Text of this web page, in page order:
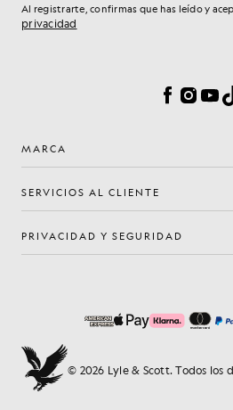
Al registrarte, confirmas que has leído y
privacidad
Facebook
MARCA
SERVICIOS AL CLIENTE
PRIVACIDAD Y SEGURIDAD
© 2026 Lyle & Scott. Todos los